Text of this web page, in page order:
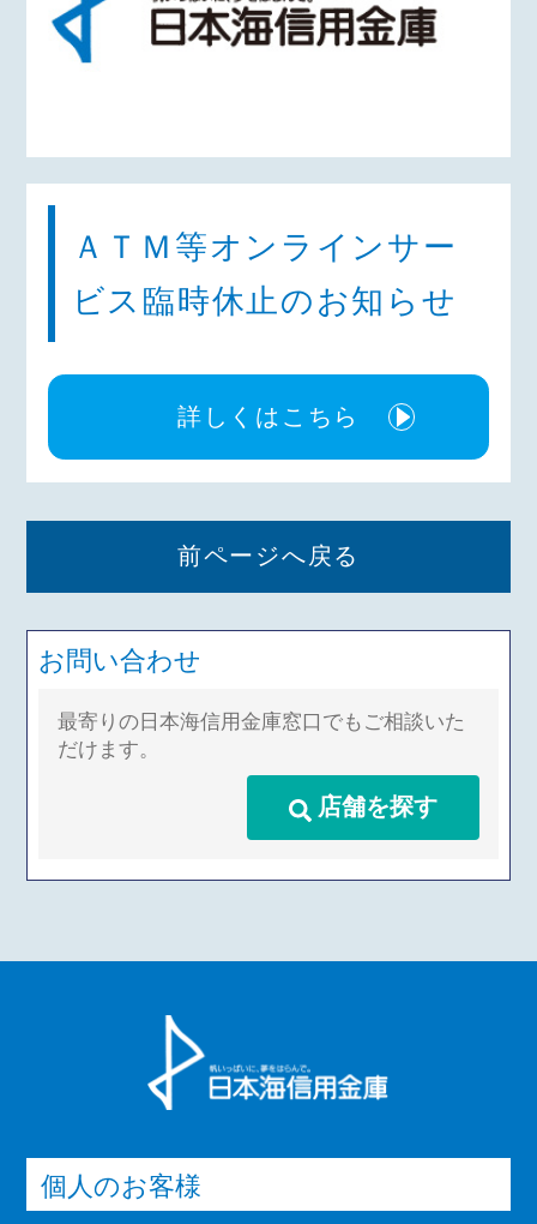
ＡＴＭ等オンラインサー
ビス臨時休止のお知らせ
詳しくはこちら
前ページへ戻る
お問い合わせ
最寄りの日本海信用金庫窓口でもご相談いた
だけます。
店舗を探す
個人のお客様